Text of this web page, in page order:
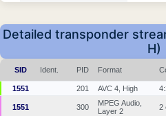
Detailed transponder
H)
SID Ident. PID Format
1551 201 AVC 4, High
1551 300
MPEG Audio,
Layer 2
2